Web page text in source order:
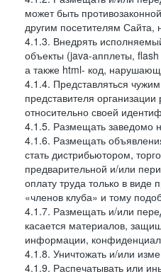
может быть
другим посетителям Сайта,
4.1.3. Внедрять
объекты (java-апплеты,
а также html- код,
4.1.4. Представляться
представителя
относительно своей
4.1.5. Размещать заведомо
4.1.6. Размещать
стать дистрибьютором,
предварительной и/или
оплату труда только в
«членов клуба» и тому
4.1.7. Размещать и/или
касается материалов,
информации,
4.1.8. Уничтожать и/или
4.1.9. Распечатывать или